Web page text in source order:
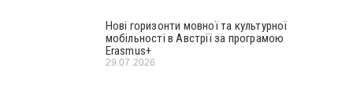
Нові горизонти мовної та культурної
мобільності в Австрії за програмою
Erasmus+
29.07.2026